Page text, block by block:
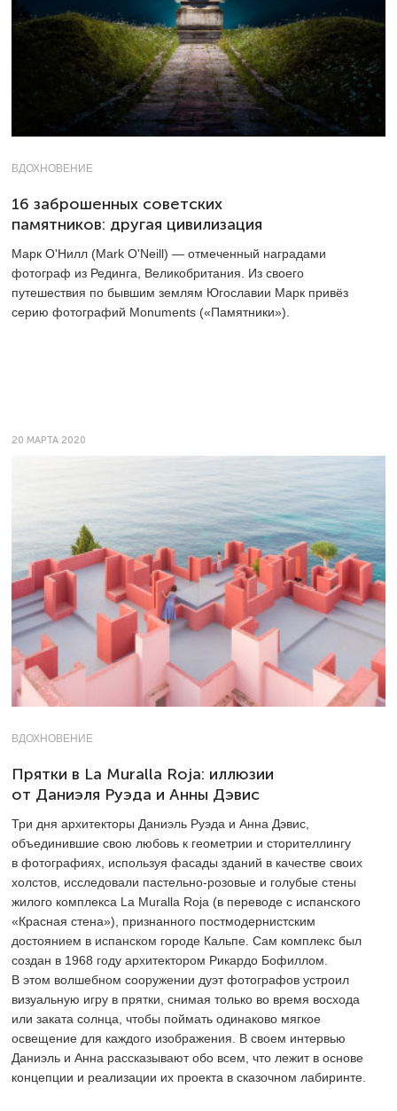
ВДОХНОВЕНИЕ
16 заброшенных советских
памятников: другая цивилизация
Марк О'Нилл (Mark O'Neill) — отмеченный наградами
фотограф из Рединга, Великобритания. Из своего
путешествия по бывшим землям Югославии Марк привёз
серию фотографий Monuments («Памятники»).
20 МАРТА 2020
ВДОХНОВЕНИЕ
Прятки в La Muralla Roja: иллюзии
от Даниэля Руэда и Анны Дэвис
Три дня архитекторы Даниэль Руэда и Анна Дэвис,
объединившие свою любовь к геометрии и сторителлингу
в фотографиях, используя фасады зданий в качестве своих
холстов, исследовали пастельно-розовые и голубые стены
жилого комплекса La Muralla Roja (в переводе с испанского
«Красная стена»), признанного постмодернистским
достоянием в испанском городе Кальпе. Сам комплекс был
создан в 1968 году архитектором Рикардо Бофиллом.
В этом волшебном сооружении дуэт фотографов устроил
визуальную игру в прятки, снимая только во время восхода
или заката солнца, чтобы поймать одинаково мягкое
освещение для каждого изображения. В своем интервью
Даниэль и Анна рассказывают обо всем, что лежит в основе
концепции и реализации их проекта в сказочном лабиринте.